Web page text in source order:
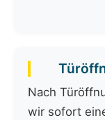
Nach
wir sofort